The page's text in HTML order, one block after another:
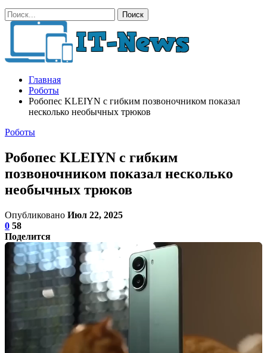
Главная
Роботы
Робопес KLEIYN с гибким позвоночником показал
несколько необычных трюков
Роботы
Робопес KLEIYN с гибким
позвоночником показал несколько
необычных трюков
Опубликовано Июл 22, 2025
0 58
Поделится